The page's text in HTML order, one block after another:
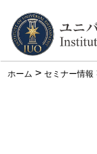
ホーム >セミナー情報